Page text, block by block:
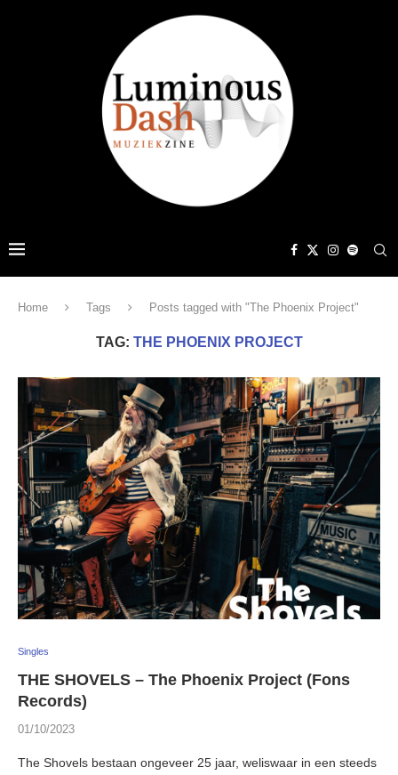
Home Tags Posts tagged with "The Phoenix Project"
TAG: THE PHOENIX PROJECT
Singles
THE SHOVELS – The Phoenix Project (Fons
Records)
01/10/2023
The Shovels bestaan ongeveer 25 jaar, weliswaar in een steeds